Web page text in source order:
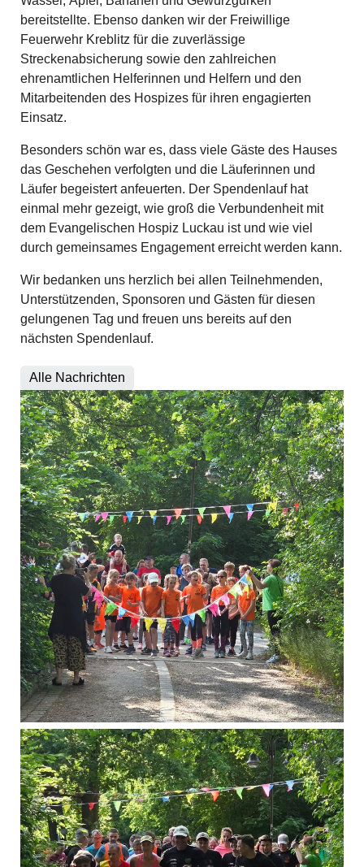
bereitstellte. Ebenso danken wir der Freiwillige
Feuerwehr Kreblitz für die zuverlässige
Streckenabsicherung sowie den zahlreichen
ehrenamtlichen Helferinnen und Helfern und den
Mitarbeitenden des Hospizes für ihren engagierten
Einsatz.
Besonders schön war es, dass viele Gäste des Hauses
das Geschehen verfolgten und die Läuferinnen und
Läufer begeistert anfeuerten. Der Spendenlauf hat
einmal mehr gezeigt, wie groß die Verbundenheit mit
dem Evangelischen Hospiz Luckau ist und wie viel
durch gemeinsames Engagement erreicht werden kann.
Wir bedanken uns herzlich bei allen Teilnehmenden,
Unterstützenden, Sponsoren und Gästen für diesen
gelungenen Tag und freuen uns bereits auf den
nächsten Spendenlauf.
Alle Nachrichten